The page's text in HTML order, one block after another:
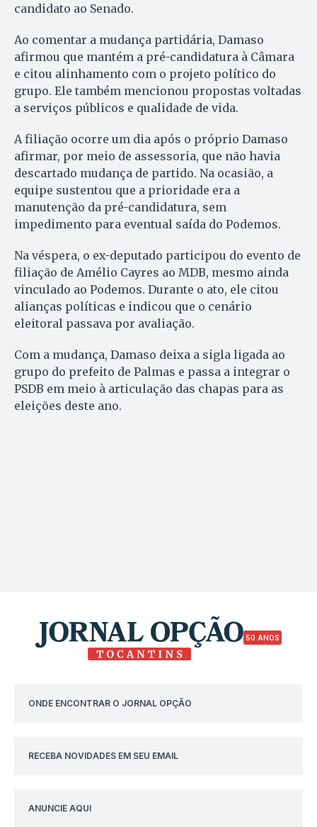
candidato ao Senado.
Ao comentar a mudança partidária, Damaso
afirmou que mantém a pré-candidatura à Câmara
e citou alinhamento com o projeto político do
grupo. Ele também mencionou propostas voltadas
a serviços públicos e qualidade de vida.
A filiação ocorre um dia após o próprio Damaso
afirmar, por meio de assessoria, que não havia
descartado mudança de partido. Na ocasião, a
equipe sustentou que a prioridade era a
manutenção da pré-candidatura, sem
impedimento para eventual saída do Podemos.
Na véspera, o ex-deputado participou do evento de
filiação de Amélio Cayres ao MDB, mesmo ainda
vinculado ao Podemos. Durante o ato, ele citou
alianças políticas e indicou que o cenário
eleitoral passava por avaliação.
Com a mudança, Damaso deixa a sigla ligada ao
grupo do prefeito de Palmas e passa a integrar o
PSDB em meio à articulação das chapas para as
eleições deste ano.
50 ANOS
ONDE ENCONTRAR O JORNAL OPÇÃO
RECEBA NOVIDADES EM SEU EMAIL
ANUNCIE AQUI